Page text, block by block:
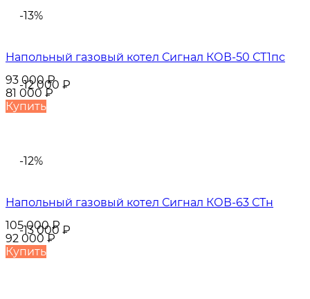
-13%
-12 000 ₽
Напольный газовый котел Сигнал КОВ-50 СТ1пс
93 000₽
81 000 ₽
Купить
-12%
-13 000 ₽
Напольный газовый котел Сигнал КОВ-63 СТн
105 000₽
92 000₽
Купить